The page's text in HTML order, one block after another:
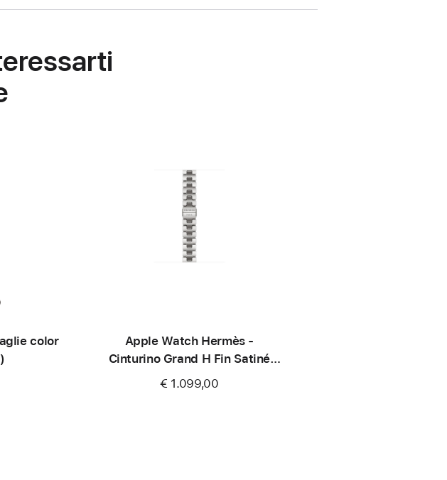
color
Apple Watch Hermès -
Cinturino Grand H Fin Satiné
(42 mm) - Small
€ 1.099,00